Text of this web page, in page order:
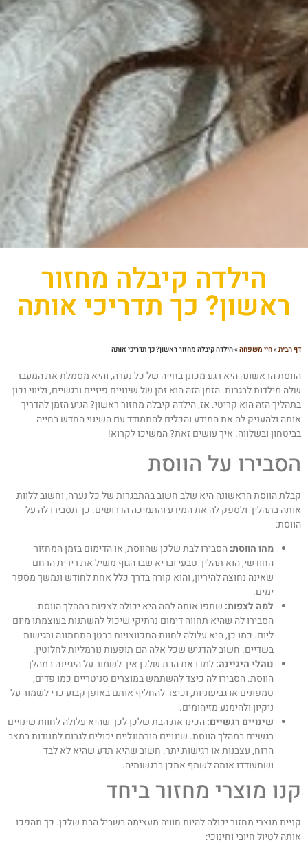
הילדה קיבלה מחזור
ראשון? כך תדריכי אותה
הבית»חיי משפחה»הילדה קיבלה מחזור ראשון? כך תדריכי אותה
הראשונה היא רגע מכונן בחייה של כל נערה, והיא מסמלת את המעבר
מילדות לבגרות. הזמן הזה הוא זמן של שינויים פיזיים ורגשיים, וליווי נכון
הזה הוא קריטי. אז, הילדה קיבלה מחזור ראשון? הגיע הזמן להדריך
ולהעניק לה את המידע והכלים להתמודד עם השינוי החדש בחייה
ובשלווה. איך עושים זאת? המשיכו לקרוא!
על הווסת
הווסת הראשונה היא שלב חשוב בהתבגרות של כל נערה, וחשוב ללוות
בתהליך ולספק לה את המידע והתמיכה הדרושים. כך תסבירו לה על
מהו הווסת:הסבירו לבת שלכן שהווסת, או הדימום בזמן המחזור
החודשי, הוא תהליך טבעי ובריא שבו הגוף משיל את רירית הרחם
שאינה נחוצה להיריון, והוא קורה בדרך כלל אחת לחודש ונמשך מספר
ימים.
למה לצפות:שתפו אותה למה היא יכולה לצפות במהלך הווסת.
הסבירו לה שהיא תחווה דימום נרתיקי שיכול להשתנות בעוצמתו מיום
ליום. כמו כן, היא עלולה לחוות התכווצויות בבטן התחתונה ורגישות
בשדיים. חשוב להדגיש שכל אלה הם תופעות נורמליות לחלוטין.
נוהלי היגיינה:למדו את הבת שלכן איך לשמור על היגיינה במהלך
הווסת. הסבירו לה כיצד להשתמש במוצרים סניטריים כמו פדים,
טמפונים או גביעוניות, וכיצד להחליף אותם באופן קבוע כדי לשמור על
ניקיון ולהימנע מזיהומים.
שינויים רגשיים:הכינו את הבת שלכן לכך שהיא עלולה לחוות שינויים
רגשיים במהלך הווסת. שינויים הורמונליים יכולים לגרום לתנודות במצב
הרוח, עצבנות או רגישות יתר. חשוב שהיא תדע שהיא לא לבד
ושתעודדו אותה לשתף אתכן ברגשותיה.
מוצרי מחזור ביחד
מוצרי מחזור יכולה להיות חוויה מעצימה בשביל הבת שלכן. כך תהפכו
לטיול חיובי וחינוכי: